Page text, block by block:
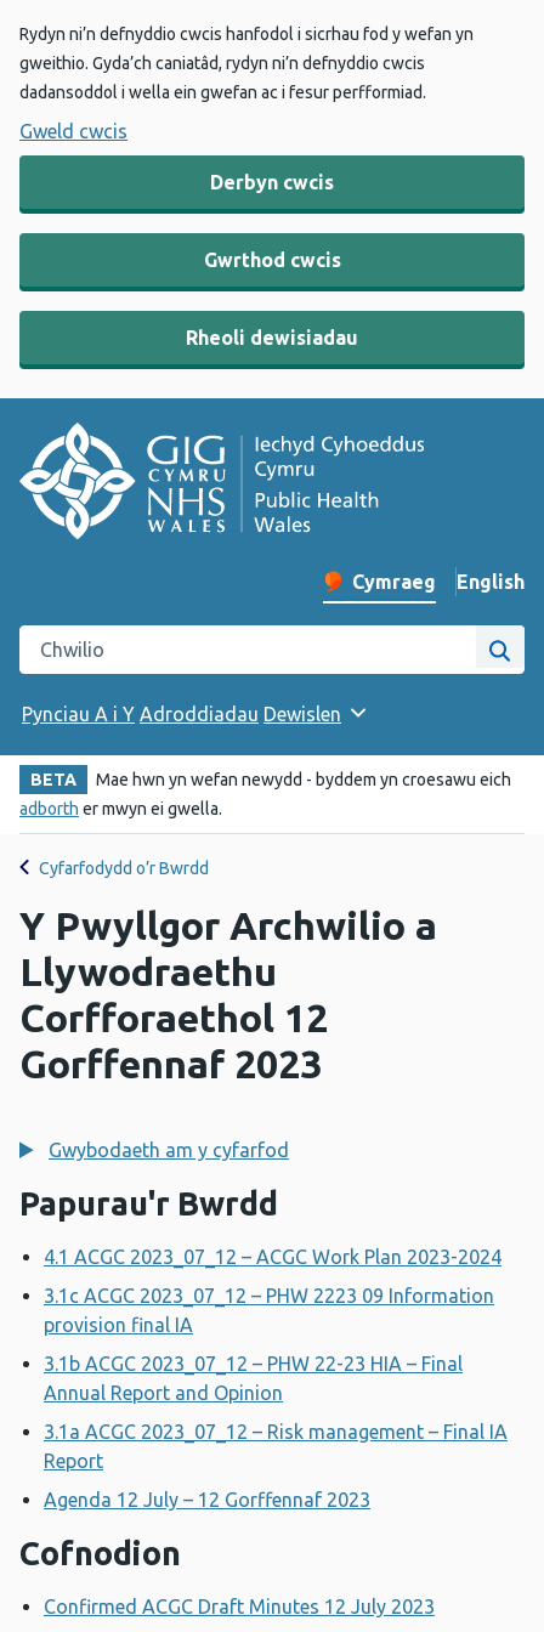
Rydyn ni’n defnyddio cwcis hanfodol i sicrhau fod y wefan yn
gweithio. Gyda’ch caniatâd, rydyn ni’n defnyddio cwcis
dadansoddol i wella ein gwefan ac i fesur perfformiad.
Gweld cwcis
Derbyn cwcis
Gwrthod cwcis
Rheoli dewisiadau
Newid iaith y wefan
Cymraeg English
–
Chwilio gwefan Iechyd Cyhoeddus Cymru
Pynciau A i Y Adroddiadau Dewislen
BETA
Mae hwn yn wefan newydd - byddem yn croesawu eich
adborth er mwyn ei gwella.
Cyfarfodydd o’r Bwrdd
Y Pwyllgor Archwilio a
Llywodraethu
Corfforaethol 12
Gorffennaf 2023
Gwybodaeth am y cyfarfod
Papurau'r Bwrdd
4.1 ACGC 2023_07_12 – ACGC Work Plan 2023-2024
3.1c ACGC 2023_07_12 – PHW 2223 09 Information
provision final IA
3.1b ACGC 2023_07_12 – PHW 22-23 HIA – Final
Annual Report and Opinion
3.1a ACGC 2023_07_12 – Risk management – Final IA
Report
Agenda 12 July – 12 Gorffennaf 2023
Cofnodion
Confirmed ACGC Draft Minutes 12 July 2023